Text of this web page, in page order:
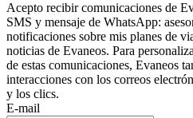
Acepto recibir comunicaciones de
SMS y mensaje de WhatsApp:
notificaciones sobre mis planes de
noticias de Evaneos. Para
de estas comunicaciones, Evaneos
interacciones con los correos
y los clics.
E-mail